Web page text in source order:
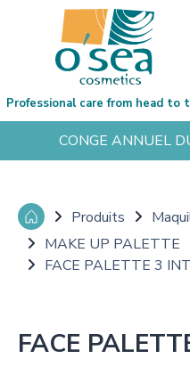
Professional care from head to
CONGE ANNUEL
Produits
MAKE UP PALETTE
FACE PALETTE 3
FACE